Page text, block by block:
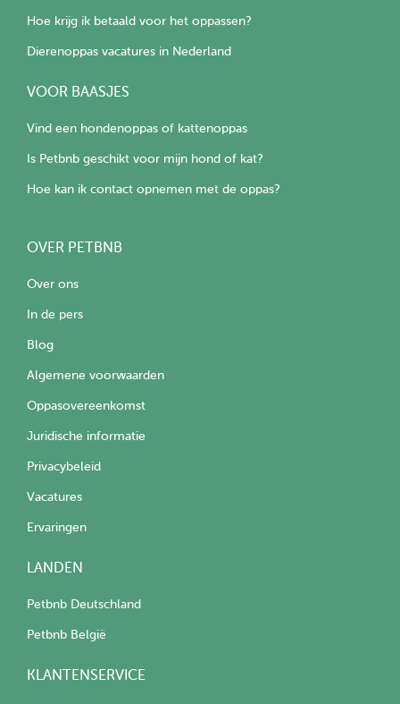
Hoe krijg ik betaald voor het oppassen?
Dierenoppas vacatures in Nederland
VOOR BAASJES
Vind een hondenoppas of kattenoppas
Is Petbnb geschikt voor mijn hond of kat?
Hoe kan ik contact opnemen met de oppas?
OVER PETBNB
Over ons
In de pers
Blog
Algemene voorwaarden
Oppasovereenkomst
Juridische informatie
Privacybeleid
Vacatures
Ervaringen
LANDEN
Petbnb Deutschland
Petbnb België
KLANTENSERVICE